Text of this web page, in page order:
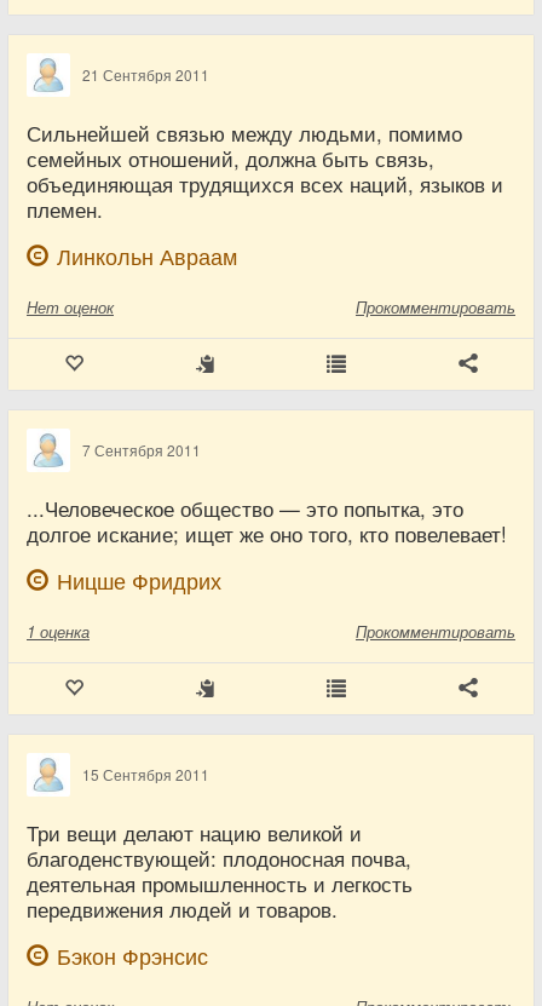
21 Сентября 2011
Сильнейшей связью между людьми, помимо
семейных отношений, должна быть связь,
объединяющая трудящихся всех наций, языков и
племен.
Линкольн Авраам
Нет оценок Прокомментировать
7 Сентября 2011
...Человеческое общество — это попытка, это
долгое искание; ищет же оно того, кто повелевает!
Ницше Фридрих
1 оценка Прокомментировать
15 Сентября 2011
Три вещи делают нацию великой и
благоденствующей: плодоносная почва,
деятельная промышленность и легкость
передвижения людей и товаров.
Бэкон Фрэнсис